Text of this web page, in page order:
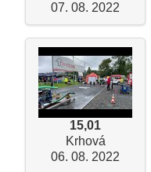
07. 08. 2022
15,01
Krhová
06. 08. 2022